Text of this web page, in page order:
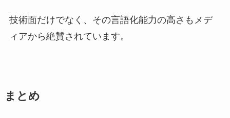
技術面だけでなく、その言語化能力の高さもメデ
ィアから絶賛されています。
まとめ